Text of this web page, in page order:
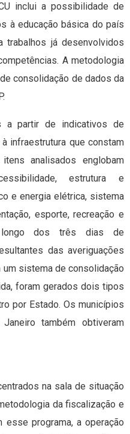
inclui a possibilidade de
à educação básica do país
já desenvolvidos
A metodologia
consolidação de dados da
a partir de indicativos de
infraestrutura que constam
analisados englobam
estrutura e
e energia elétrica, sistema
esporte, recreação e
longo dos três dias de
das averiguações
sistema de consolidação
foram gerados dois tipos
por Estado. Os municípios
também obtiveram
na sala de situação
da fiscalização e
programa, a operação